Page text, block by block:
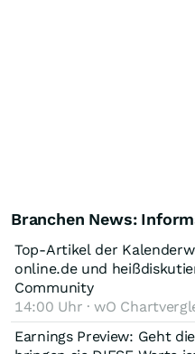
Branchen News:
Top-Artikel der
online.de und
Community
14:00 Uhr · wO
Earnings Preview: Geht